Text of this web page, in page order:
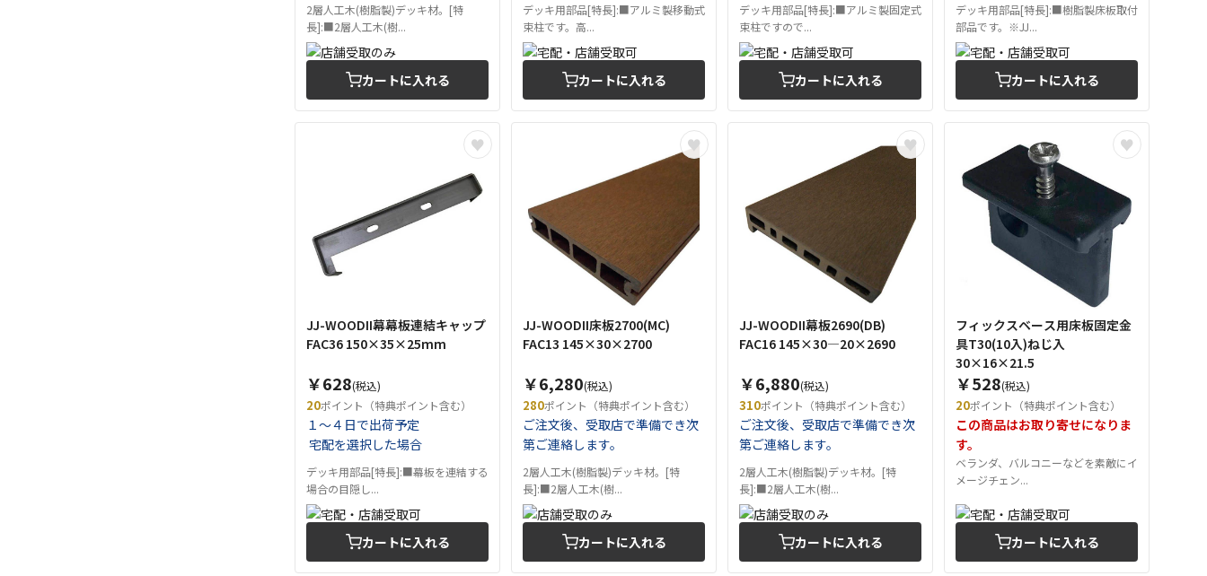
2層人工木(樹脂製)デッキ材。[特
長]:■2層人工木(樹...
カートに入れる
デッキ用部品[特長]:■アルミ製移動式
束柱です。高...
カートに入れる
デッキ用部品[特長]:■アルミ製固定式
束柱ですので...
カートに入れる
デッキ用部品[特長]:■樹脂製床板取付
部品です。※JJ...
カートに入れる
JJ-WOODII幕幕板連結キャップ
FAC36 150×35×25mm
￥628(税込)
20ポイント（特典ポイント含む）
１～４日で出荷予定
宅配を選択した場合
デッキ用部品[特長]:■幕板を連結する
場合の目隠し...
カートに入れる
JJ-WOODII床板2700(MC)
FAC13 145×30×2700
￥6,280(税込)
280ポイント（特典ポイント含む）
ご注文後、受取店で準備でき次
第ご連絡します。
2層人工木(樹脂製)デッキ材。[特
長]:■2層人工木(樹...
カートに入れる
JJ-WOODII幕板2690(DB)
FAC16 145×30―20×2690
￥6,880(税込)
310ポイント（特典ポイント含む）
ご注文後、受取店で準備でき次
第ご連絡します。
2層人工木(樹脂製)デッキ材。[特
長]:■2層人工木(樹...
カートに入れる
フィックスベース用床板固定金
具T30(10入)ねじ入
30×16×21.5
￥528(税込)
20ポイント（特典ポイント含む）
この商品はお取り寄せになりま
す。
ベランダ、バルコニーなどを素敵にイ
メージチェン...
カートに入れる